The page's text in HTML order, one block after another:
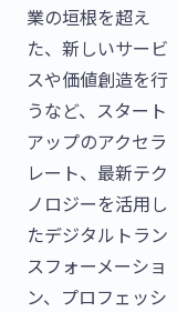
業の垣根を超え
た、新しいサービ
スや価値創造を行
うなど、スタート
アップのアクセラ
レート、最新テク
ノロジーを活用し
たデジタルトラン
スフォーメーショ
ン、プロフェッシ